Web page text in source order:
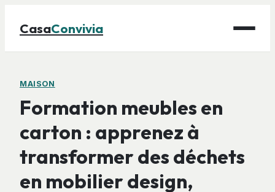
CasaConvivia
Maison
Bricolage
Déco
Gastronomie
Jardinage
MAISON
Formation meubles en
carton : apprenez à
transformer des déchets
en mobilier design,